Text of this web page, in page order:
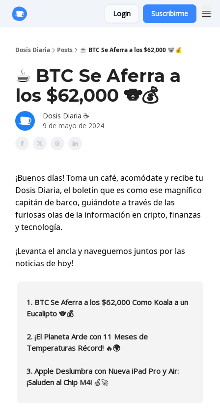
Login Suscribirme
Dosis Diaria Posts ☕️ BTC Se Aferra a los $62,000 🐨💰
☕️ BTC Se Aferra a
los $62,000 🐨💰
Dosis Diaria ☕️
9 de mayo de 2024
¡Buenos días! Toma un café, acomódate y recibe tu
Dosis Diaria, el boletín que es como ese magnífico
capitán de barco, guiándote a través de las
furiosas olas de la información en cripto, finanzas
y tecnología.
¡Levanta el ancla y naveguemos juntos por las
noticias de hoy!
1. BTC Se Aferra a los $62,000 Como Koala a un
Eucalipto 🐨💰
2. ¡El Planeta Arde con 11 Meses de
Temperaturas Récord! 🔥🌍
3. Apple Deslumbra con Nueva iPad Pro y Air:
¡Saluden al Chip M4! 🍏🚀